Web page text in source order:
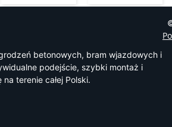
betonowych, bram wjazdowych i
podejście, szybki montaż i
terenie całej Polski.